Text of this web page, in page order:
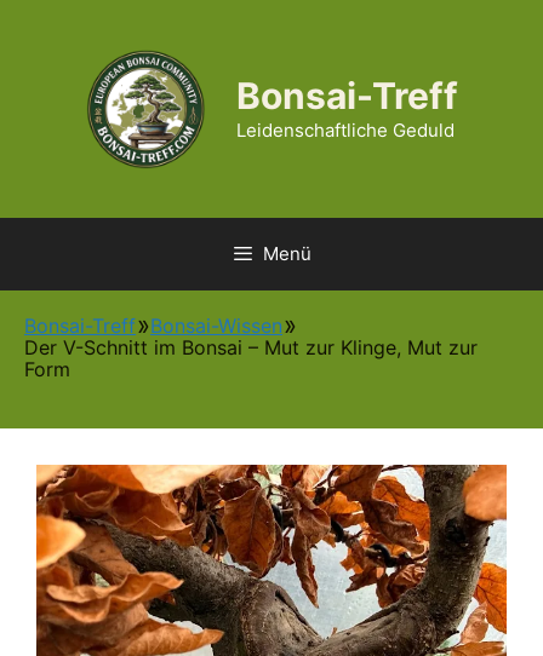
Bonsai-Treff
Leidenschaftliche Geduld
Menü
Bonsai-Treff
Bonsai-Wissen
Der V-Schnitt im Bonsai – Mut zur Klinge, Mut zur
Form